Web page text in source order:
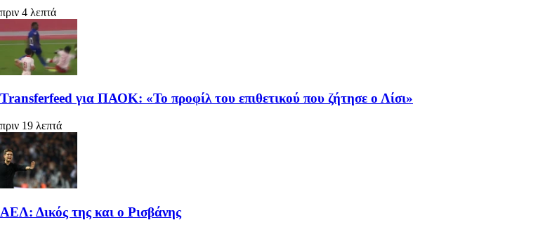
πριν 4 λεπτά
Transferfeed για ΠΑΟΚ: «Το προφίλ του επιθετικού που ζήτησε ο Λίσι»
πριν 19 λεπτά
ΑΕΛ: Δικός της και ο Ρισβάνης